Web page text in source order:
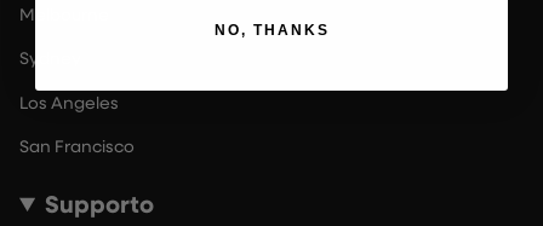
Melbourne
Sydney
Los Angeles
San Francisco
Supporto
NO, THANKS